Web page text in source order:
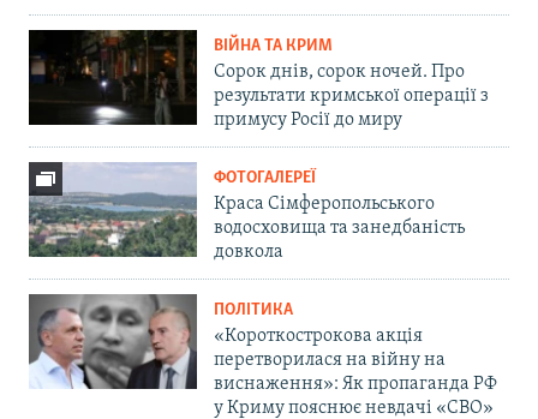
ВІЙНА ТА КРИМ
Сорок днів, сорок ночей. Про
результати кримської операції з
примусу Росії до миру
ФОТОГАЛЕРЕЇ
Краса Сімферопольського
водосховища та занедбаність
довкола
ПОЛІТИКА
«Короткострокова акція
перетворилася на війну на
виснаження»: Як пропаганда РФ
у Криму пояснює невдачі «СВО»